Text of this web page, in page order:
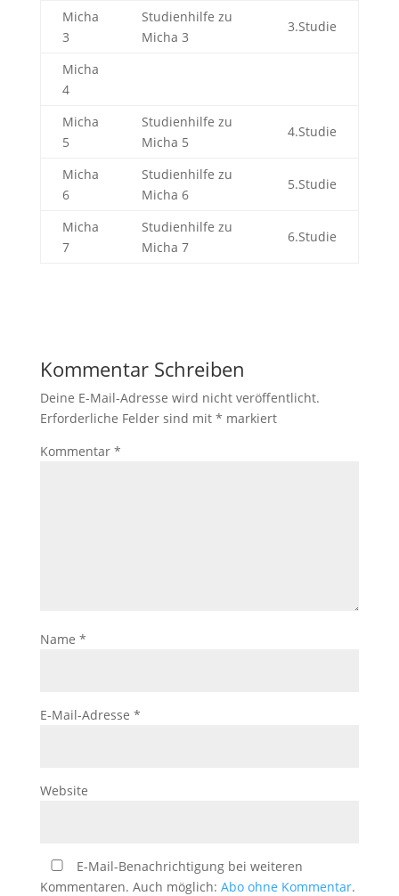
Micha
3
Studienhilfe zu
Micha 3
3.Studie
Micha
4
Micha
5
Studienhilfe zu
Micha 5
4.Studie
Micha
6
Studienhilfe zu
Micha 6
5.Studie
Micha
7
Studienhilfe zu
Micha 7
6.Studie
Kommentar Schreiben
Deine E-Mail-Adresse wird nicht veröffentlicht.
Erforderliche Felder sind mit * markiert
Kommentar *
Name *
E-Mail-Adresse *
Website
E-Mail-Benachrichtigung bei weiteren
Kommentaren. Auch möglich: Abo ohne Kommentar.